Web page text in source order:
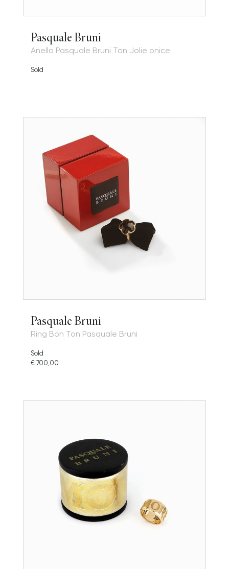
Pasquale Bruni
Anello Pasquale Bruni Ton Jolie onice
Sold
Pasquale Bruni
Ring Bon Ton Pasquale Bruni
Sold
€ 700,00